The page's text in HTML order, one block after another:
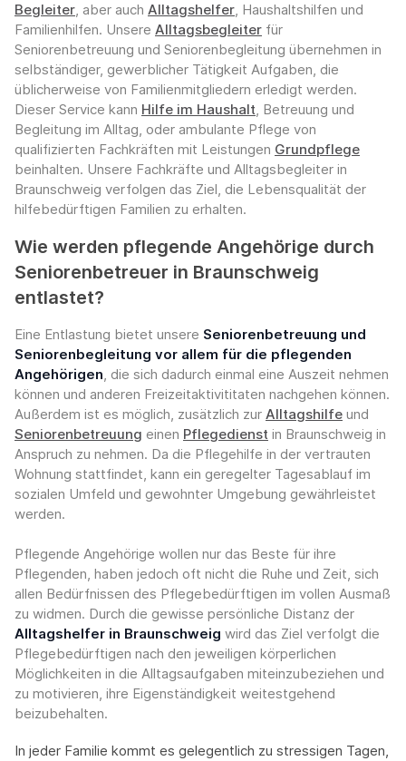
Begleiter, aber auch Alltagshelfer, Haushaltshilfen und
Familienhilfen. Unsere Alltagsbegleiter für
Seniorenbetreuung und Seniorenbegleitung übernehmen in
selbständiger, gewerblicher Tätigkeit Aufgaben, die
üblicherweise von Familienmitgliedern erledigt werden.
Dieser Service kann Hilfe im Haushalt, Betreuung und
Begleitung im Alltag, oder ambulante Pflege von
qualifizierten Fachkräften mit Leistungen Grundpflege
beinhalten. Unsere Fachkräfte und Alltagsbegleiter in
Braunschweig verfolgen das Ziel, die Lebensqualität der
hilfebedürftigen Familien zu erhalten.
Wie werden pflegende Angehörige durch
Seniorenbetreuer in Braunschweig
entlastet?
Eine Entlastung bietet unsere Seniorenbetreuung und
Seniorenbegleitung vor allem für die pflegenden
Angehörigen, die sich dadurch einmal eine Auszeit nehmen
können und anderen Freizeitaktivititaten nachgehen können.
Außerdem ist es möglich, zusätzlich zur Alltagshilfe und
Seniorenbetreuung einen Pflegedienst in Braunschweig in
Anspruch zu nehmen. Da die Pflegehilfe in der vertrauten
Wohnung stattfindet, kann ein geregelter Tagesablauf im
sozialen Umfeld und gewohnter Umgebung gewährleistet
werden.
Pflegende Angehörige wollen nur das Beste für ihre
Pflegenden, haben jedoch oft nicht die Ruhe und Zeit, sich
allen Bedürfnissen des Pflegebedürftigen im vollen Ausmaß
zu widmen. Durch die gewisse persönliche Distanz der
Alltagshelfer in Braunschweig wird das Ziel verfolgt die
Pflegebedürftigen nach den jeweiligen körperlichen
Möglichkeiten in die Alltagsaufgaben miteinzubeziehen und
zu motivieren, ihre Eigenständigkeit weitestgehend
beizubehalten.
In jeder Familie kommt es gelegentlich zu stressigen Tagen,